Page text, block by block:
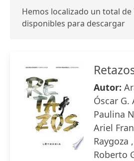
Hemos localizado un total de
disponibles para descargar
Autor:
Óscar G.
Paulina
Ariel
Raygoza
Roberto